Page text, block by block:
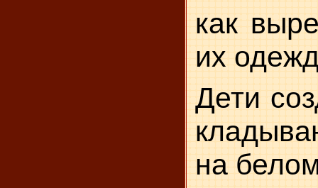
как
их
Дети
на